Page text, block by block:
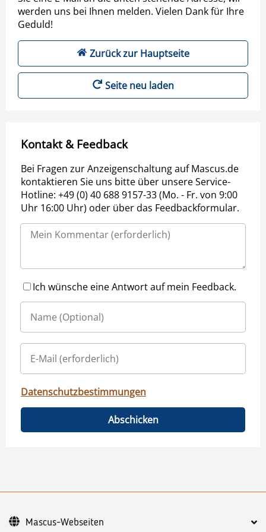
werden uns bei Ihnen melden. Vielen Dank für Ihre
Geduld!
Zurück zur Hauptseite
Seite neu laden
Kontakt & Feedback
Bei Fragen zur Anzeigenschaltung auf Mascus.de
kontaktieren Sie uns bitte über unsere Service-
Hotline: +49 (0) 40 688 9157-33 (Mo. - Fr. von 9:00
Uhr 16:00 Uhr) oder über das Feedbackformular.
Ich wünsche eine Antwort auf mein Feedback.
Datenschutzbestimmungen
Abschicken
Mascus-Webseiten